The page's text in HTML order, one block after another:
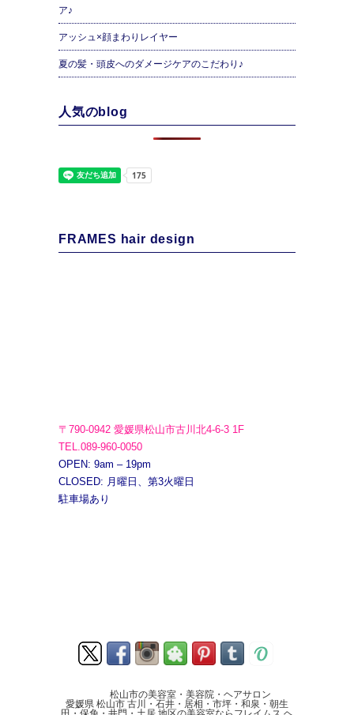
ア♪
アッシュ×顔まわりレイヤー
夏の髪・頭皮へのダメージケアのこだわり♪
人気のblog
FRAMES hair design
〒790-0942 愛媛県松山市古川北4-6-3 1F
TEL.089-960-0050
OPEN: 9am – 19pm
CLOSED: 月曜日、第3火曜日
駐車場あり
松山市の美容室・美容院・ヘアサロン
愛媛県 松山市 古川・石井・居相・市坪・和泉・朝生